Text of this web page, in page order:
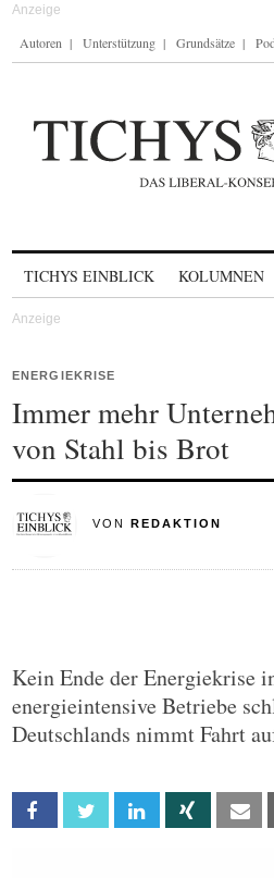
Autoren Unterstützung Grundsätze
TICHYS EINBLICK KOLUMNEN
ENERGIEKRISE
Immer mehr
von Stahl bis Brot
VON REDAKTION
Kein Ende der Energiekrise
energieintensive Betriebe
Deutschlands nimmt Fahrt
Facebook Twitter Linkedin Xing